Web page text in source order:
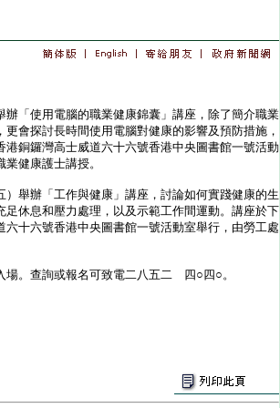
「使用電腦的職業健康錦囊」講座，除了簡介職業
會探討長時間使用電腦對健康的影響及預防措施，
銅鑼灣高士威道六十六號香港中央圖書館一號活動
健康護士講授。
舉辦「工作與健康」講座，討論如何實踐健康的生
休息和壓力處理，以及示範工作間運動。講座於下
十六號香港中央圖書館一號活動室舉行，由勞工處
。查詢或報名可致電二八五二 四○四○。